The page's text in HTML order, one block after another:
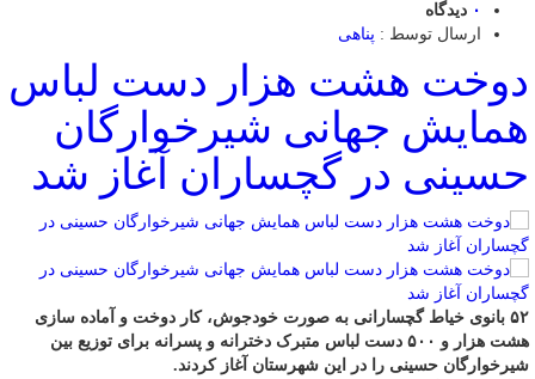
۰ دیدگاه
ارسال توسط : پناهی
دوخت هشت هزار دست لباس
همایش جهانی شیرخوارگان
حسینی در گچساران آغاز شد
۵۲ بانوی خیاط گچسارانی به صورت خودجوش، کار دوخت و آماده سازی
هشت هزار و ۵۰۰ دست لباس متبرک دخترانه و پسرانه برای توزیع بین
شیرخوارگان حسینی را در این شهرستان آغاز کردند.